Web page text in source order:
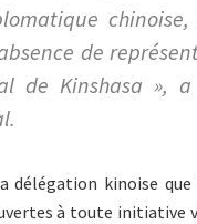
de
de Kinshasa »,
délégation kinoise
à toute initiative